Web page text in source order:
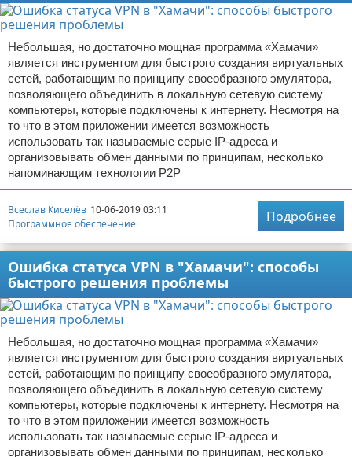
Небольшая, но достаточно мощная программа «Хамачи»
является инструментом для быстрого создания виртуальных
сетей, работающим по принципу своеобразного эмулятора,
позволяющего объединить в локальную сетевую систему
компьютеры, которые подключены к интернету. Несмотря на
то что в этом приложении имеется возможность
использовать так называемые серые IP-адреса и
организовывать обмен данными по принципам, несколько
напоминающим технологии Р2Р
Всеслав Киселёв 10-06-2019 03:11
Программное обеспечение
Подробнее
Ошибка статуса VPN в "Хамачи": способы
быстрого решения проблемы
Небольшая, но достаточно мощная программа «Хамачи»
является инструментом для быстрого создания виртуальных
сетей, работающим по принципу своеобразного эмулятора,
позволяющего объединить в локальную сетевую систему
компьютеры, которые подключены к интернету. Несмотря на
то что в этом приложении имеется возможность
использовать так называемые серые IP-адреса и
организовывать обмен данными по принципам, несколько